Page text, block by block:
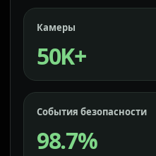
Камеры
50K+
События безопасности
98.7%